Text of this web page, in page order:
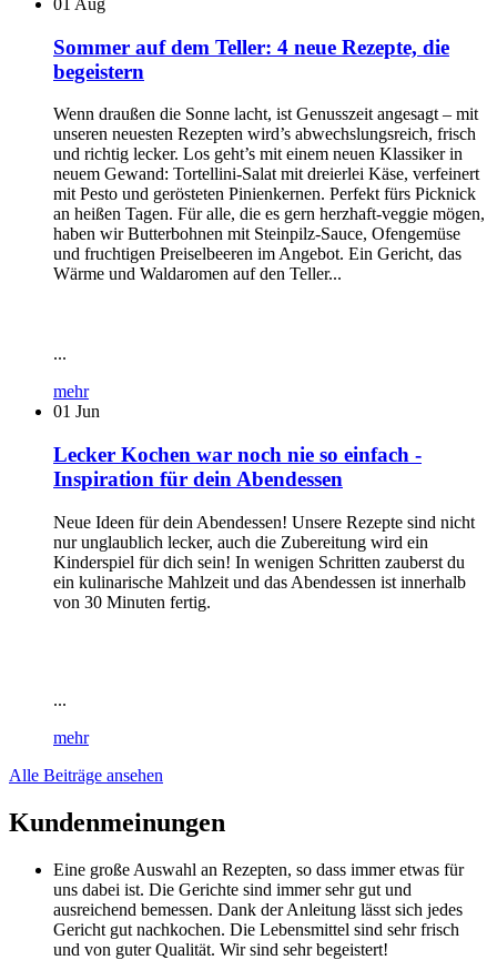
01 Aug
Sommer auf dem Teller: 4 neue Rezepte, die
begeistern
Wenn draußen die Sonne lacht, ist Genusszeit angesagt – mit
unseren neuesten Rezepten wird’s abwechslungsreich, frisch
und richtig lecker. Los geht’s mit einem neuen Klassiker in
neuem Gewand: Tortellini-Salat mit dreierlei Käse, verfeinert
mit Pesto und gerösteten Pinienkernen. Perfekt fürs Picknick
an heißen Tagen. Für alle, die es gern herzhaft-veggie mögen,
haben wir Butterbohnen mit Steinpilz-Sauce, Ofengemüse
und fruchtigen Preiselbeeren im Angebot. Ein Gericht, das
Wärme und Waldaromen auf den Teller...
...
mehr
01 Jun
Lecker Kochen war noch nie so einfach -
Inspiration für dein Abendessen
Neue Ideen für dein Abendessen! Unsere Rezepte sind nicht
nur unglaublich lecker, auch die Zubereitung wird ein
Kinderspiel für dich sein! In wenigen Schritten zauberst du
ein kulinarische Mahlzeit und das Abendessen ist innerhalb
von 30 Minuten fertig.
...
mehr
Alle Beiträge ansehen
Kundenmeinungen
Eine große Auswahl an Rezepten, so dass immer etwas für
uns dabei ist. Die Gerichte sind immer sehr gut und
ausreichend bemessen. Dank der Anleitung lässt sich jedes
Gericht gut nachkochen. Die Lebensmittel sind sehr frisch
und von guter Qualität. Wir sind sehr begeistert!